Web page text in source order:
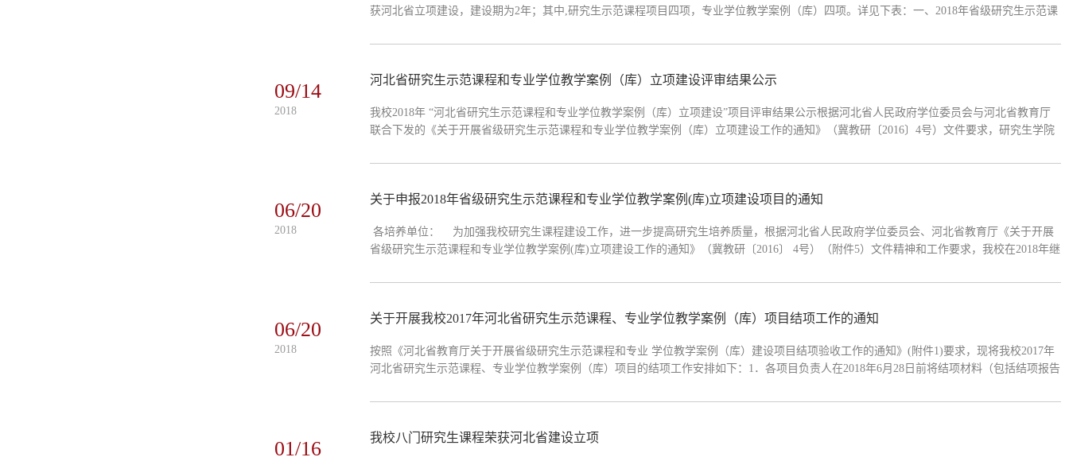
获河北省立项建设，建设期为2年；其中,研究生示范课程项目四项，专业学位教学案例（库）四项。详见下表：一、2018年省级研究生示范课
方法KCJSX2018091朱庆须4运筹...
09/14
2018
河北省研究生示范课程和专业学位教学案例（库）立项建设评审结果公示
我校2018年 “河北省研究生示范课程和专业学位教学案例（库）立项建设”项目评审结果公示根据河北省人民政府学位委员会与河北省教育厅
联合下发的《关于开展省级研究生示范课程和专业学位教学案例（库）立项建设工作的通知》（冀教研〔2016〕4号）文件要求，研究生学院
省学位办和教育厅申报资格。...
06/20
2018
关于申报2018年省级研究生示范课程和专业学位教学案例(库)立项建设项目的通知
​ 各培养单位： 为加强我校研究生课程建设工作，进一步提高研究生培养质量，根据河北省人民政府学位委员会、河北省教育厅《关于开展
省级研究生示范课程和专业学位教学案例(库)立项建设工作的通知》（冀教研〔2016〕 4号）（附件5）文件精神和工作要求，我校在2018年继
本次申报工作。研究生...
06/20
2018
关于开展我校2017年河北省研究生示范课程、专业学位教学案例（库）项目结项工作的通知
按照《河北省教育厅关于开展省级研究生示范课程和专业 学位教学案例（库）建设项目结项验收工作的通知》(附件1)要求，现将我校2017年
河北省研究生示范课程、专业学位教学案例（库）项目的结项工作安排如下：1．各项目负责人在2018年6月28日前将结项材料（包括结项报告
办公室。不能按期结项的，项...
01/16 我校八门研究生课程荣获河北省建设立项